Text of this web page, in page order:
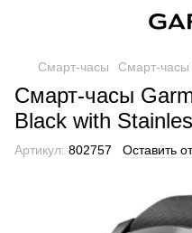
Смарт-часы Смарт-часы
Смарт-часы
Black with
Артикул: 802757 Оставить